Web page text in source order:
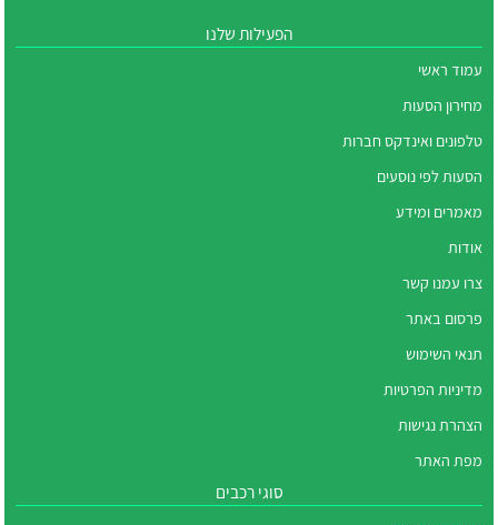
הפעילות שלנו
עמוד ראשי
מחירון הסעות
טלפונים ואינדקס חברות
הסעות לפי נוסעים
מאמרים ומידע
אודות
צרו עמנו קשר
פרסום באתר
תנאי השימוש
מדיניות הפרטיות
הצהרת נגישות
מפת האתר
סוגי רכבים